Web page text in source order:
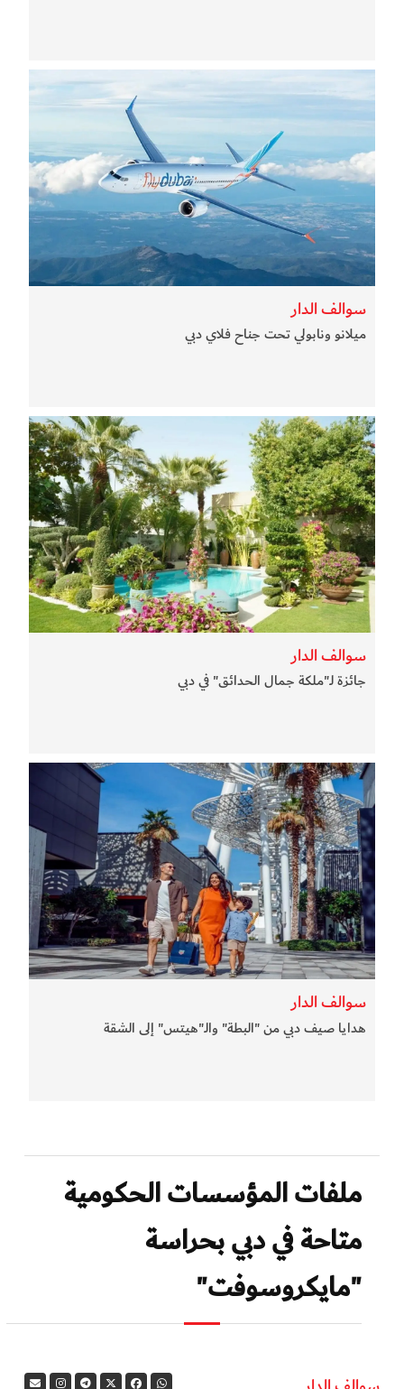
سوالف الدار
ميلانو ونابولي تحت جناح فلاي دبي
سوالف الدار
جائزة لـ"ملكة جمال الحدائق" في دبي
سوالف الدار
هدايا صيف دبي من "البطة" والـ"هيتس" إلى الشقة
ملفات المؤسسات الحكومية
متاحة في دبي بحراسة
"مايكروسوفت"